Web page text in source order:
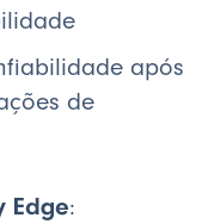
após
de
Edge: